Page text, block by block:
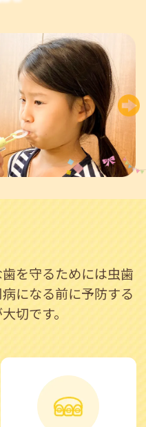
を守るためには虫歯
になる前に予防する
切です。